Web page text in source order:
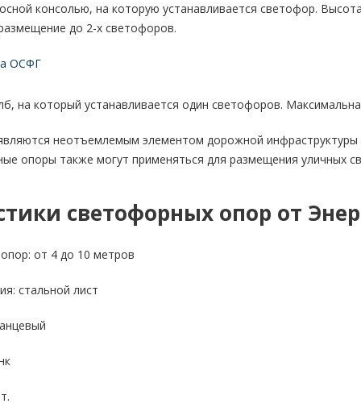
консолью, на которую устанавливается светофор.
до 2-х светофоров.
ОСФГ
на который устанавливается один светофоров.
неотъемлемым элементом дорожной инфраструктуры
опоры также могут применяться для размещения уличных
светофорных опор от
от 4 до 10 метров
стальной лист